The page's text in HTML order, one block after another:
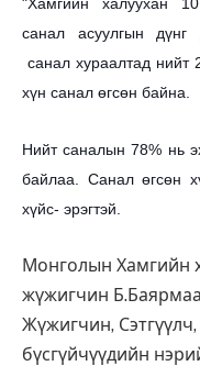
"Хамгийн халуухан
санал асуулгын дүнг
санал хураалтад нийт
хүн санал өгсөн байна.
Нийт саналын 78% нь
байлаа. Санал өгсөн
хүйс- эрэгтэй.
Монголын Хамгийн
жүжигчин Б.Баярмаа
Жүжигчин,
бүсгүйчүүдийн